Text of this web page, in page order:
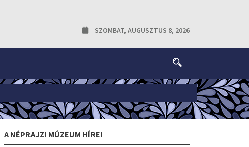
SZOMBAT, AUGUSZTUS 8, 2026
A NÉPRAJZI MÚZEUM HÍREI